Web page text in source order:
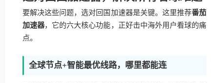
要解决这些问题，选对回国加速器是关键。这里推荐番茄
加速器，它的六大核心功能，正好击中海外用户看球的痛
点。
全球节点+智能最优线路，哪里都能连